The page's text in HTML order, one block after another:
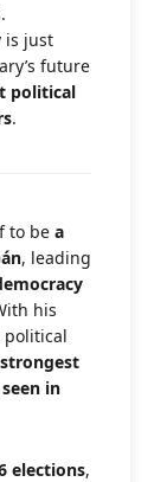
is just
future
political
.
to be a
, leading
his
in
elections,